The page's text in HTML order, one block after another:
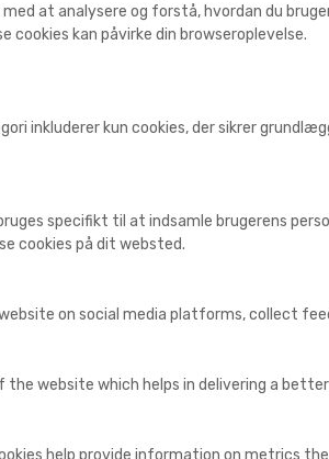
at analysere og forstå, hvordan du
kan påvirke din browseroplevelse.
inkluderer kun cookies, der sikrer
specifikt til at indsamle brugerens
cookies på dit websted.
on social media platforms, collect
website which helps in delivering a